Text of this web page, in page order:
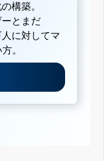
構築。
とまだ
に対してマ
。